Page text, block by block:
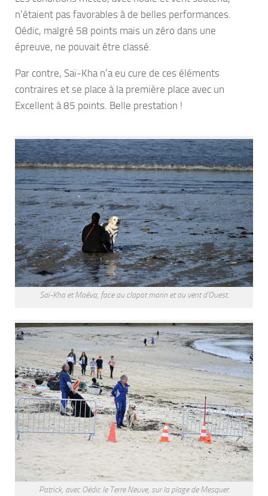
n’étaient pas favorables à de belles performances.
Oédic, malgré 58 points mais un zéro dans une
épreuve, ne pouvait être classé.
Par contre, Saï-Kha n’a eu cure de ces éléments
contraires et se place à la première place avec un
Excellent à 85 points. Belle prestation !
Saï-Kha et Maéva, face au clapot marin et au vent d'Ouest.
Patrick, avec Oédic le Terre Neuve, sur la plage de Mesquer.